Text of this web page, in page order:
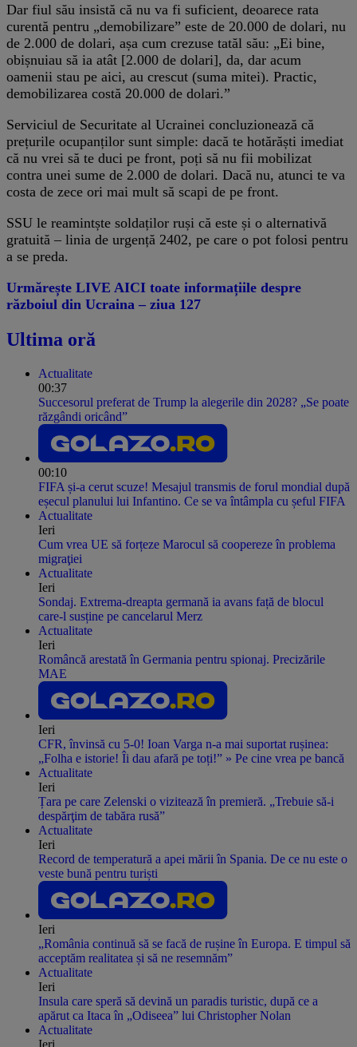
Dar fiul său insistă că nu va fi suficient, deoarece rata
curentă pentru „demobilizare” este de 20.000 de dolari, nu
de 2.000 de dolari, așa cum crezuse tatăl său: „Ei bine,
obișnuiau să ia atât [2.000 de dolari], da, dar acum
oamenii stau pe aici, au crescut (suma mitei). Practic,
demobilizarea costă 20.000 de dolari.”
Serviciul de Securitate al Ucrainei concluzionează că
prețurile ocupanților sunt simple: dacă te hotărăști imediat
că nu vrei să te duci pe front, poți să nu fii mobilizat
contra unei sume de 2.000 de dolari. Dacă nu, atunci te va
costa de zece ori mai mult să scapi de pe front.
SSU le reamintște soldaților ruși că este și o alternativă
gratuită – linia de urgență 2402, pe care o pot folosi pentru
a se preda.
Urmărește LIVE AICI toate informațiile despre
războiul din Ucraina – ziua 127
Ultima oră
Actualitate
00:37
Succesorul preferat de Trump la alegerile din 2028? „Se poate
răzgândi oricând”
00:10
FIFA și-a cerut scuze! Mesajul transmis de forul mondial după
eșecul planului lui Infantino. Ce se va întâmpla cu șeful FIFA
Actualitate
Ieri
Cum vrea UE să forțeze Marocul să coopereze în problema
migraţiei
Actualitate
Ieri
Sondaj. Extrema-dreapta germană ia avans față de blocul
care-l susține pe cancelarul Merz
Actualitate
Ieri
Româncă arestată în Germania pentru spionaj. Precizările
MAE
Ieri
CFR, învinsă cu 5-0! Ioan Varga n-a mai suportat rușinea:
„Folha e istorie! Îi dau afară pe toți!” » Pe cine vrea pe bancă
Actualitate
Ieri
Țara pe care Zelenski o vizitează în premieră. „Trebuie să-i
despărţim de tabăra rusă”
Actualitate
Ieri
Record de temperatură a apei mării în Spania. De ce nu este o
veste bună pentru turiști
Ieri
„România continuă să se facă de rușine în Europa. E timpul să
acceptăm realitatea și să ne resemnăm”
Actualitate
Ieri
Insula care speră să devină un paradis turistic, după ce a
apărut ca Itaca în „Odiseea” lui Christopher Nolan
Actualitate
Ieri